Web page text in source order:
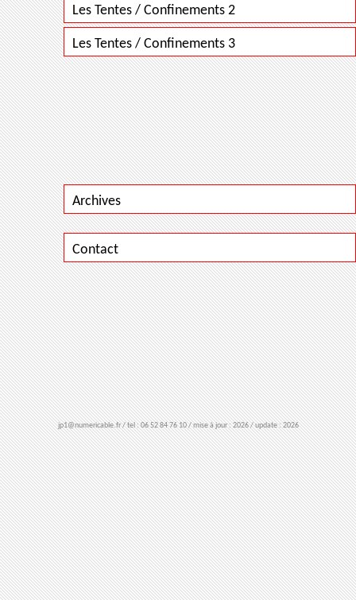
Les Tentes / Confinements 2
Les Tentes / Confinements 3
Archives
Contact
jp1@numericable.fr / tel : 06 52 84 76 10 / mise à jour : 2026 / update : 2026